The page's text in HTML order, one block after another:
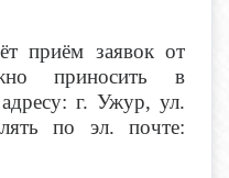
приём заявок от
приносить в
г. Ужур, ул.
по эл. почте: